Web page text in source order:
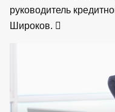
руководитель
Широков.